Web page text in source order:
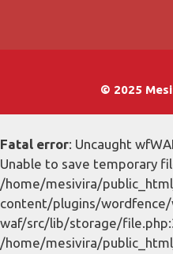
© 2025
Fatal error: Uncaught
Unable to save temporary
/home/mesivira/
content/plugins/
waf/src/lib/storage/
/home/mesivira/